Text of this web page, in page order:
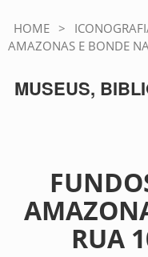
HOME >
AMAZONAS E BONDE
MUSEUS,
RUA